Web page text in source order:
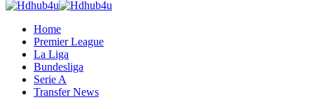
Home
Premier League
La Liga
Bundesliga
Serie A
Transfer News